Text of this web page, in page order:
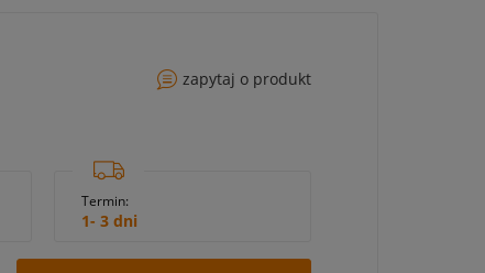
zapytaj o produkt
Termin:
1- 3 dni